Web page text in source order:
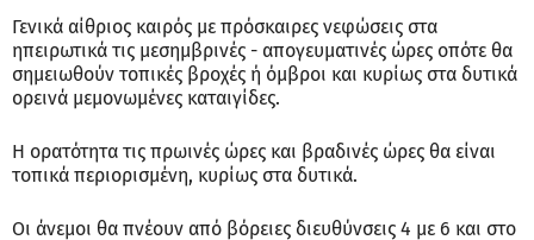
Γενικά αίθριος καιρός με πρόσκαιρες νεφώσεις στα
ηπειρωτικά τις μεσημβρινές - απογευματινές ώρες οπότε θα
σημειωθούν τοπικές βροχές ή όμβροι και κυρίως στα δυτικά
ορεινά μεμονωμένες καταιγίδες.
Η ορατότητα τις πρωινές ώρες και βραδινές ώρες θα είναι
τοπικά περιορισμένη, κυρίως στα δυτικά.
Οι άνεμοι θα πνέουν από βόρειες διευθύνσεις 4 με 6 και στο